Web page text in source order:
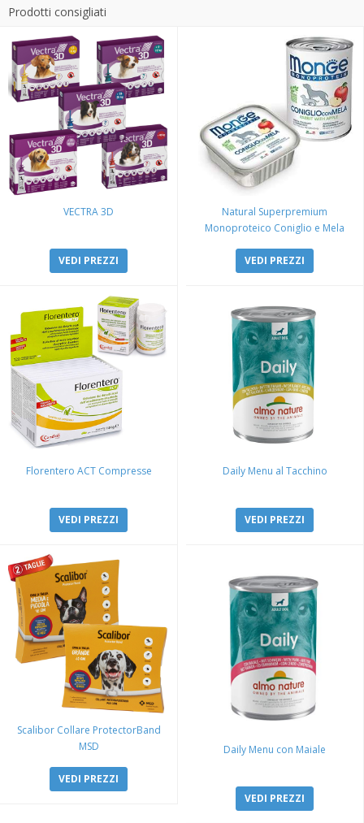
Prodotti consigliati
VECTRA 3D
VEDI PREZZI
Natural Superpremium
Monoproteico Coniglio e Mela
VEDI PREZZI
Florentero ACT Compresse
VEDI PREZZI
Daily Menu al Tacchino
VEDI PREZZI
Scalibor Collare ProtectorBand
MSD
VEDI PREZZI
Daily Menu con Maiale
VEDI PREZZI